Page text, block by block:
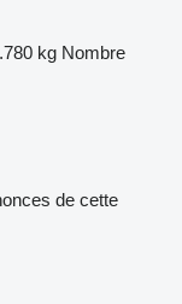
kg Nombre
de cette